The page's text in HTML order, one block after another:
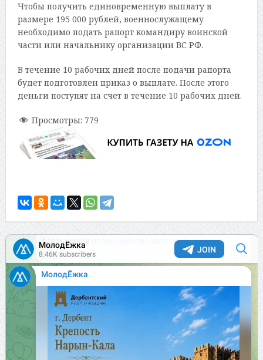
Чтобы получить единовременную выплату в
размере 195 000 рублей, военнослужащему
необходимо подать рапорт командиру воинской
части или начальнику организации ВС РФ.
В течение 10 рабочих дней после подачи рапорта
будет подготовлен приказ о выплате. После этого
деньги поступят на счет в течение 10 рабочих дней.
Просмотры: 779